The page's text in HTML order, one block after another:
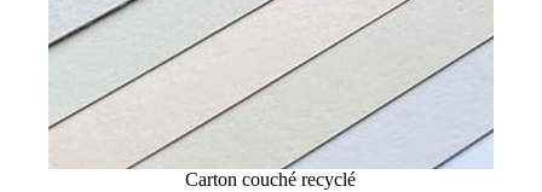
Carton couché recyclé